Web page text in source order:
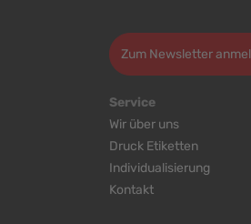
Zum Newsletter
Service
Wir über uns
Druck Etiketten
Individualisierung
Kontakt